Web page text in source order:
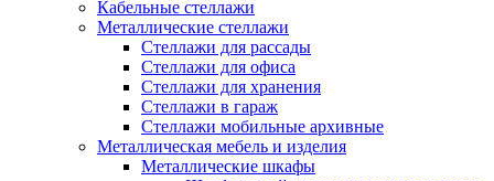
Кабельные стеллажи
Металлические стеллажи
Стеллажи для рассады
Стеллажи для офиса
Стеллажи для хранения
Стеллажи в гараж
Стеллажи мобильные архивные
Металлическая мебель и изделия
Металлические шкафы